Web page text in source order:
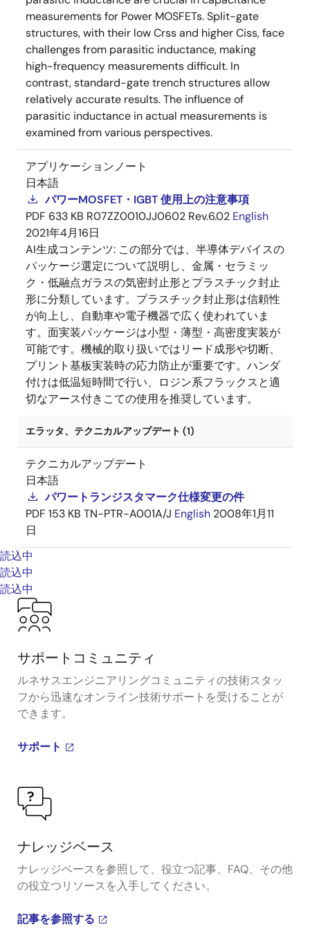
measurements for Power MOSFETs. Split-gate
structures, with their low Crss and higher Ciss, face
challenges from parasitic inductance, making
high-frequency measurements difficult. In
contrast, standard-gate trench structures allow
relatively accurate results. The influence of
parasitic inductance in actual measurements is
examined from various perspectives.
アプリケーションノート
日本語
パワーMOSFET・IGBT 使用上の注意事項
PDF 633 KB R07ZZ0010JJ0602 Rev.6.02 English
2021年4月16日
AI生成コンテンツ: この部分では、半導体デバイスの
パッケージ選定について説明し、金属・セラミッ
ク・低融点ガラスの気密封止形とプラスチック封止
形に分類しています。プラスチック封止形は信頼性
が向上し、自動車や電子機器で広く使われていま
す。面実装パッケージは小型・薄型・高密度実装が
可能です。機械的取り扱いではリード成形や切断、
プリント基板実装時の応力防止が重要です。ハンダ
付けは低温短時間で行い、ロジン系フラックスと適
切なアース付きこての使用を推奨しています。
エラッタ、テクニカルアップデート (1)
テクニカルアップデート
日本語
パワートランジスタマーク仕様変更の件
PDF 153 KB TN-PTR-A001A/J English 2008年1月11
日
読込中
読込中
読込中
サポートコミュニティ
ルネサスエンジニアリングコミュニティの技術スタッ
フから迅速なオンライン技術サポートを受けることが
できます。
サポート
ナレッジベース
ナレッジベースを参照して、役立つ記事、FAQ、その他
の役立つリソースを入手してください。
記事を参照する